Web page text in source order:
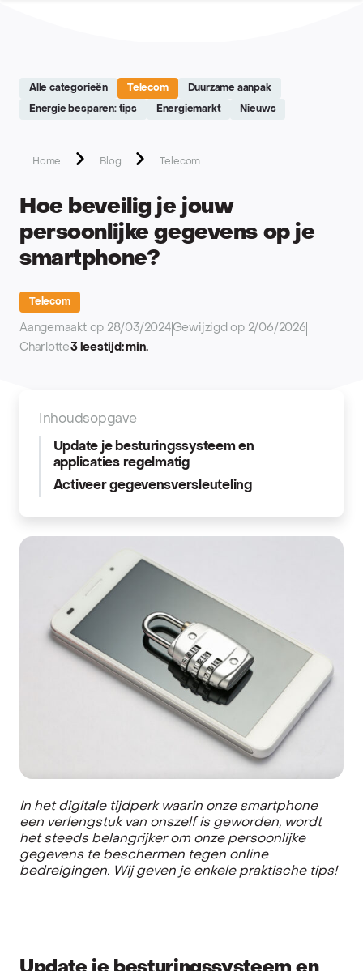
Alle categorieën Telecom Duurzame aanpak
Energie besparen: tips Energiemarkt Nieuws
Home Blog Telecom
Hoe beveilig je jouw
persoonlijke gegevens op je
smartphone?
Telecom
Aangemaakt op 28/03/2024Gewijzigd op 2/06/2026
Charlotte3 leestijd: min.
Inhoudsopgave
Update je besturingssysteem en
applicaties regelmatig
Activeer gegevensversleuteling
In het digitale tijdperk waarin onze smartphone
een verlengstuk van onszelf is geworden, wordt
het steeds belangrijker om onze persoonlijke
gegevens te beschermen tegen online
bedreigingen. Wij geven je enkele praktische tips!